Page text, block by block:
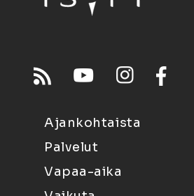
Ajankohtaista
Palvelut
Vapaa-aika